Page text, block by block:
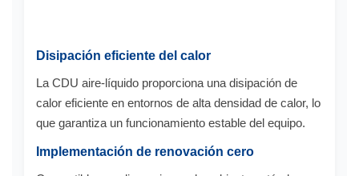
Disipación eficiente del calor
La CDU aire-líquido proporciona una disipación de
calor eficiente en entornos de alta densidad de calor, lo
que garantiza un funcionamiento estable del equipo.
Implementación de renovación cero